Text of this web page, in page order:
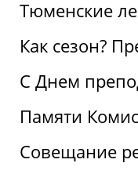
Тюменские
Как сезон?
С Днем
Памяти
Совещание